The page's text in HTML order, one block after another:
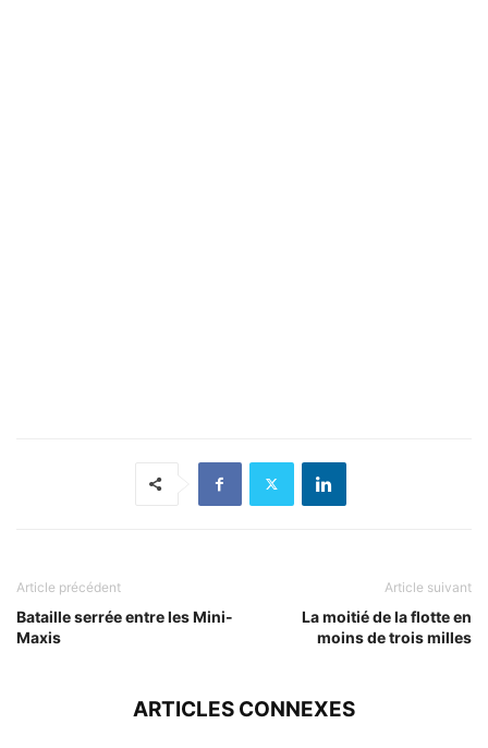
Article précédent
Bataille serrée entre les Mini-
Maxis
Article suivant
La moitié de la flotte en
moins de trois milles
ARTICLES CONNEXES